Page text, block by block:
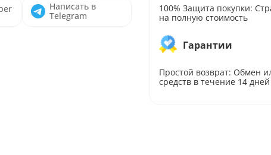
Написать в
Telegram
100% Защита покупки:
на полную стоимость
Гарантии
Простой возврат: Обмен
средств в течение 14 дней